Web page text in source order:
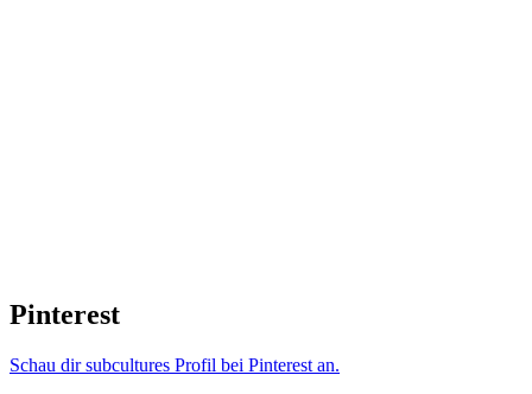
Pinterest
Schau dir subcultures Profil bei Pinterest an.